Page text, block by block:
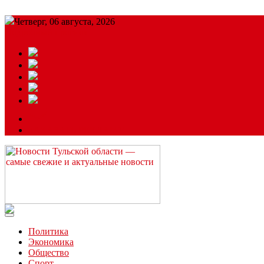
Четверг, 06 августа, 2026
Читайте последние новости дня в Тульской области на сайте
Политика
Экономика
Общество